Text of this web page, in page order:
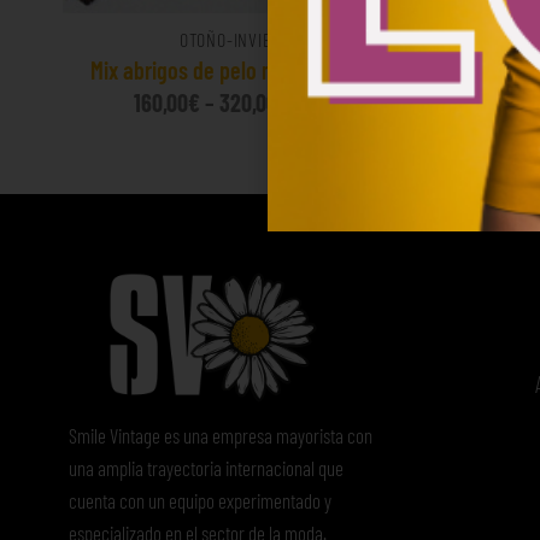
OTOÑO-INVIERNO
Mix abrigos de pelo natural 16€/Kg
160,00€ – 320,00 (sin IVA)
Mix
Smile Vintage es una empresa mayorista con
una amplia trayectoria internacional que
cuenta con un equipo experimentado y
especializado en el sector de la moda.